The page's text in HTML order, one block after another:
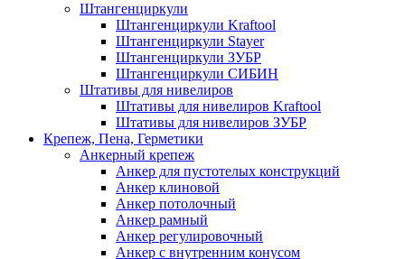
Штангенциркули
Штангенциркули Kraftool
Штангенциркули Stayer
Штангенциркули ЗУБР
Штангенциркули СИБИН
Штативы для нивелиров
Штативы для нивелиров Kraftool
Штативы для нивелиров ЗУБР
Крепеж, Пена, Герметики
Анкерный крепеж
Анкер для пустотелых конструкций
Анкер клиновой
Анкер потолочный
Анкер рамный
Анкер регулировочный
Анкер с внутренним конусом